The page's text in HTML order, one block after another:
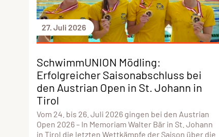
27. Juli 2026
SchwimmUNION Mödling:
Erfolgreicher Saisonabschluss bei
den Austrian Open in St. Johann in
Tirol
Vom 24. bis 26. Juli 2026 gingen bei den Austrian
Open 2026 – In Memoriam Walter Bär in St. Johann
in Tirol die letzten Wettkämpfe der Saison über die